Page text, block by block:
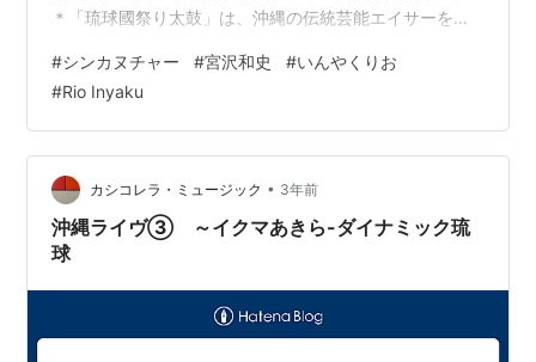
＊「琉球國祭り太鼓」は、沖縄の伝統芸能エイサーをベ
ミックなバチさばきで、若者に圧倒的な人気を誇る創作
太鼓集団。 また、この曲に込められたメッセージに心惹
かれる。シンカヌチャーとは、沖縄語で「仲間たち」と
いう意味（「シンカ」＝仲間、「ヌチャー」＝たち）。
沖縄出身者だけでなく、世界の様々な場所で沖縄の風習
を大切にして暮らしている県系人や、沖…
#シンカヌチャー #宮沢和史 #いんやくりお
#Rio Inyaku
カシコレラ・ミュージック • 3年前
沖縄ライヴ③ ～イクマあきら-ダイナミック琉
球